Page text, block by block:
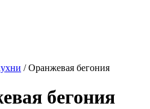
/ Оранжевая бегония
бегония